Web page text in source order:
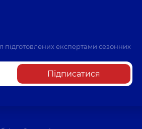
експертами сезонних
Підписатися